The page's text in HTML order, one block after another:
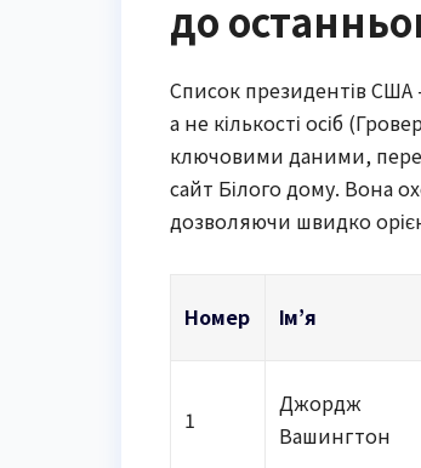
до
Список президентів США
а не кількості осіб
ключовими даними,
сайт Білого дому. Вона
дозволяючи швидко
Номер Ім’я
1
Джордж
Вашингтон